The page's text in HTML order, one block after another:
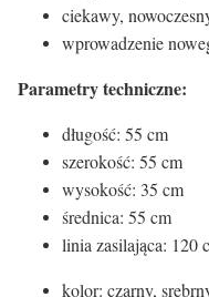
ciekawy,
wprowadzenie
Parametry techniczne:
długość: 55 cm
szerokość: 55 cm
wysokość: 35 cm
średnica: 55 cm
linia zasilająca: 120
kolor: czarny,